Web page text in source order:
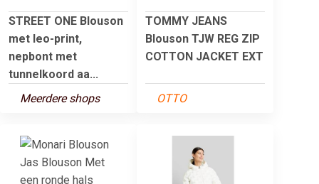
STREET ONE Blouson
met leo-print,
nepbont met
tunnelkoord aa...
Meerdere shops
TOMMY JEANS
Blouson TJW REG ZIP
COTTON JACKET EXT
OTTO